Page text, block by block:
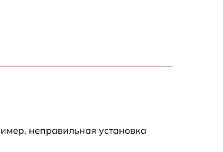
450 р
неправильная установка